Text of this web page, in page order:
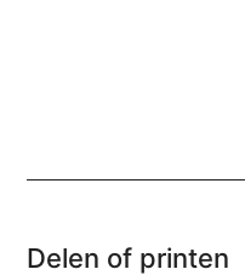
Delen of printen